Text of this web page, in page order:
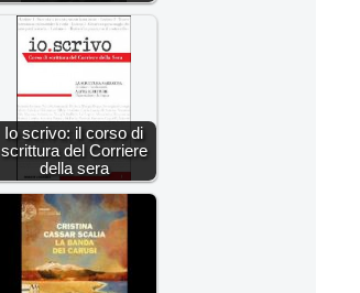
Io scrivo: il corso di
scrittura del Corriere
della sera